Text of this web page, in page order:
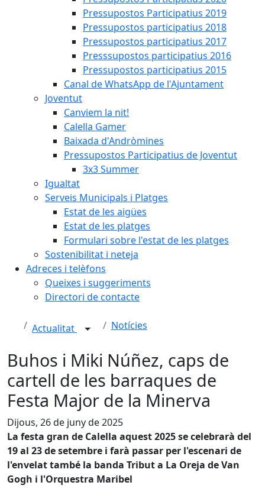
Pressupostos Participatius 2019
Pressupostos participatius 2018
Pressupostos participatius 2017
Presssupostos participatius 2016
Pressupostos participatius 2015
Canal de WhatsApp de l'Ajuntament
Joventut
Canviem la nit!
Calella Gamer
Baixada d'Andròmines
Pressupostos Participatius de Joventut
3x3 Summer
Igualtat
Serveis Municipals i Platges
Estat de les aigües
Estat de les platges
Formulari sobre l'estat de les platges
Sostenibilitat i neteja
Adreces i telèfons
Queixes i suggeriments
Directori de contacte
Actualitat Notícies
Buhos i Miki Núñez, caps de
cartell de les barraques de
Festa Major de la Minerva
Dijous, 26 de juny de 2025
La festa gran de Calella aquest 2025 se celebrarà del
19 al 23 de setembre i farà passar per l'escenari de
l'envelat també la banda Tribut a La Oreja de Van
Gogh i l'Orquestra Maribel